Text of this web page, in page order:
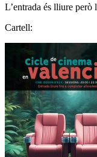
L’entrada és lliure però
Cartell: